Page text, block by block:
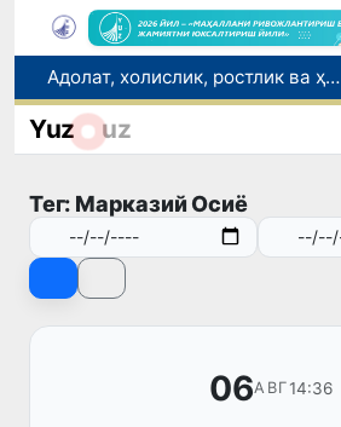
Адолат, холислик, ростлик ва ҳалоллик муҳитини яратишга қаратилган янги қонун тафсилоти
Сирдарёда юк машинаси ҳамда "Captiva" иштирокида йўл-транспорт ҳодисаси содир бўлди
“Мен таниган Ўзбекистон!”
Yuz uz
Тег: Марказий Осиё
06АВГ14:36